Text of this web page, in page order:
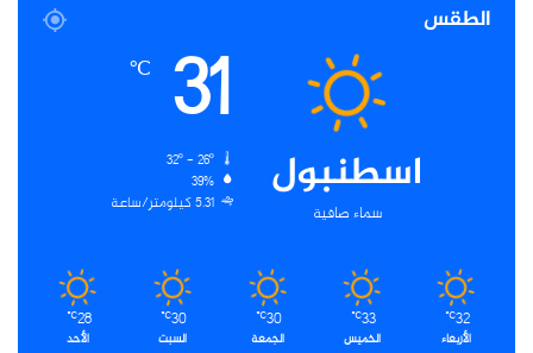
الطقس
اسطنبول
سماء صافية
31
℃
39%
5.31 كيلومتر/ساعة
32
℃
الأربعاء
33
℃
الخميس
30
℃
الجمعة
30
℃
السبت
28
℃
الأحد